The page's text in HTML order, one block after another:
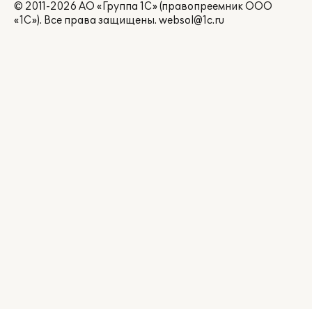
© 2011-2026 АО «Группа 1С» (правопреемник ООО
«1С»). Все права защищены. websol@1c.ru